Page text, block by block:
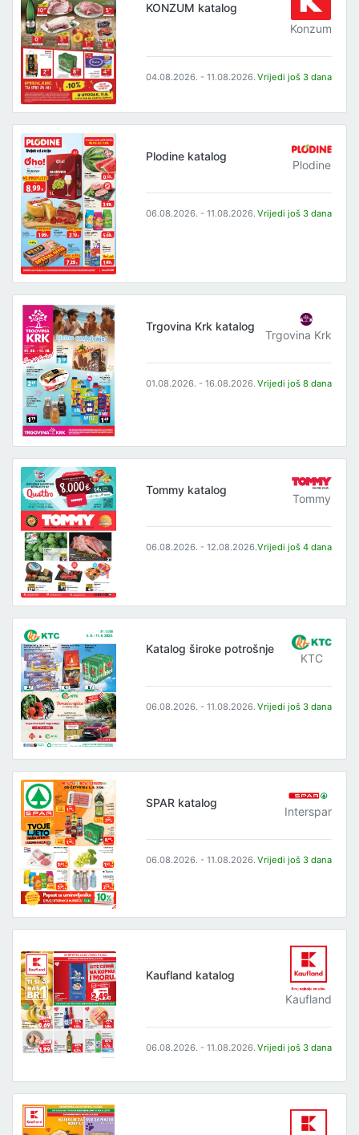
KONZUM katalog
Konzum
04.08.2026. - 11.08.2026. Vrijedi još 3 dana
Plodine katalog
Plodine
06.08.2026. - 11.08.2026. Vrijedi još 3 dana
Trgovina Krk katalog
Trgovina Krk
01.08.2026. - 16.08.2026. Vrijedi još 8 dana
Tommy katalog
Tommy
06.08.2026. - 12.08.2026.Vrijedi još 4 dana
Katalog široke potrošnje
KTC
06.08.2026. - 11.08.2026. Vrijedi još 3 dana
SPAR katalog
Interspar
06.08.2026. - 11.08.2026. Vrijedi još 3 dana
Kaufland katalog
Kaufland
06.08.2026. - 11.08.2026. Vrijedi još 3 dana